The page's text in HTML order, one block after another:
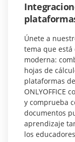
Únete a
tema que está
moderna:
hojas de
plataformas
ONLYOFFICE
y comprueba
documentos
aprendizaje
los